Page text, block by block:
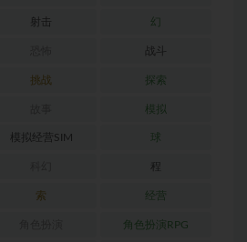
射击 幻
战斗
挑战 探索
模拟
模拟经营SIM 球
程
索 经营
角色扮演RPG